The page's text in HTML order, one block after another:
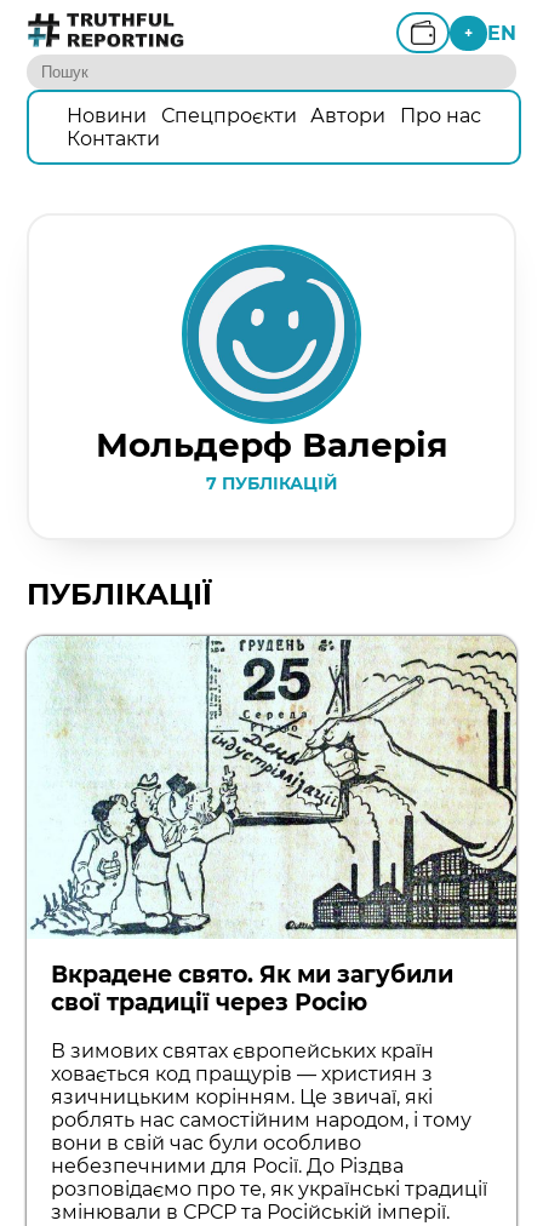
+ EN
Новини Спецпроєкти Автори
Про нас
Контакти
Мольдерф Валерія
7 ПУБЛІКАЦІЙ
ПУБЛІКАЦІЇ
Вкрадене свято. Як ми загубили
свої традиції через Росію
В зимових святах європейських країн
ховається код пращурів — християн з
язичницьким корінням. Це звичаї, які
роблять нас самостійним народом, і тому
вони в свій час були особливо
небезпечними для Росії. До Різдва
розповідаємо про те, як українські традиції
змінювали в СРСР та Російській імперії.